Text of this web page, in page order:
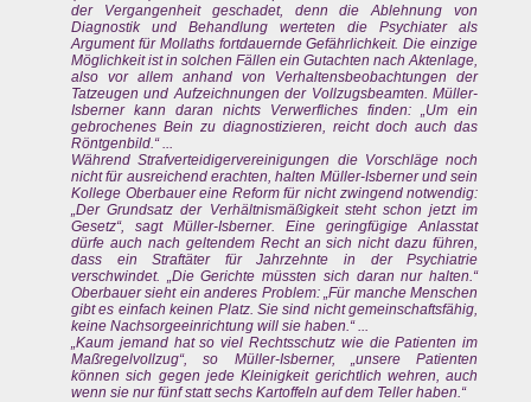
der Vergangenheit geschadet, denn die Ablehnung von
Diagnostik und Behandlung werteten die Psychiater als
Argument für Mollaths fortdauernde Gefährlichkeit. Die einzige
Möglichkeit ist in solchen Fällen ein Gutachten nach Aktenlage,
also vor allem anhand von Verhaltensbeobachtungen der
Tatzeugen und Aufzeichnungen der Vollzugsbeamten. Müller-
Isberner kann daran nichts Verwerfliches finden: „Um ein
gebrochenes Bein zu diagnostizieren, reicht doch auch das
Röntgenbild.“ ...
Während Strafverteidigervereinigungen die Vorschläge noch
nicht für ausreichend erachten, halten Müller-Isberner und sein
Kollege Oberbauer eine Reform für nicht zwingend notwendig:
„Der Grundsatz der Verhältnismäßigkeit steht schon jetzt im
Gesetz“, sagt Müller-Isberner. Eine geringfügige Anlasstat
dürfe auch nach geltendem Recht an sich nicht dazu führen,
dass ein Straftäter für Jahrzehnte in der Psychiatrie
verschwindet. „Die Gerichte müssten sich daran nur halten.“
Oberbauer sieht ein anderes Problem: „Für manche Menschen
gibt es einfach keinen Platz. Sie sind nicht gemeinschaftsfähig,
keine Nachsorgeeinrichtung will sie haben.“ ...
„Kaum jemand hat so viel Rechtsschutz wie die Patienten im
Maßregelvollzug“, so Müller-Isberner, „unsere Patienten
können sich gegen jede Kleinigkeit gerichtlich wehren, auch
wenn sie nur fünf statt sechs Kartoffeln auf dem Teller haben.“